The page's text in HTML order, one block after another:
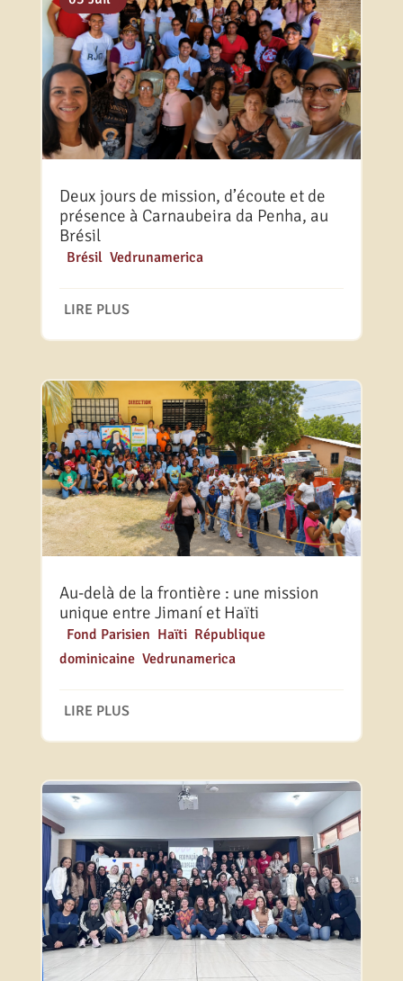
Deux jours de mission, d’écoute et de
présence à Carnaubeira da Penha, au
Brésil
Brésil, Vedrunamerica
LIRE PLUS
Au-delà de la frontière : une mission
unique entre Jimaní et Haïti
Fond Parisien Haïti, République
dominicaine, Vedrunamerica
LIRE PLUS